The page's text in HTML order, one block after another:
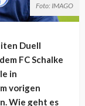
Foto: IMAGO
Duell
FC Schalke
in
vorigen
Wie geht es